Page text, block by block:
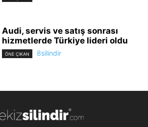
Audi, servis ve satış sonrası
hizmetlerde Türkiye lideri oldu
ÖNE ÇIKAN 8silindir